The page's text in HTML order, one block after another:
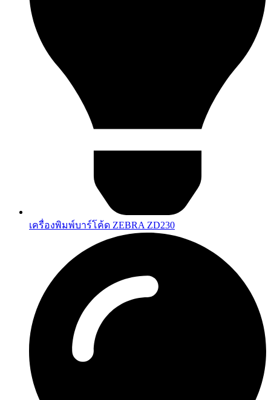
เครื่องพิมพ์บาร์โค้ด ZEBRA ZD230